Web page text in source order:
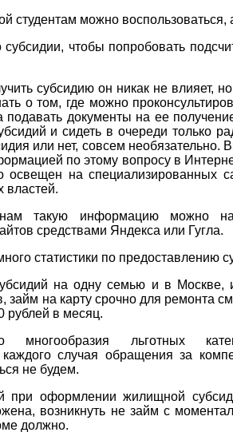
студентам можно воспользоваться,
субсидии, чтобы попробовать
субсидию он никак не влияет,
о том, где можно
подавать документы на ее
и сидеть в очереди только
или нет, совсем необязательно.
по этому вопросу в
освещен на специализированных
властей.
такую информацию можно
средствами Яндекса или Гугла.
статистики по предоставлению
на одну семью и в Москве,
займ на карту срочно для ремонта
рублей в месяц.
многообразия льготных
каждого случая обращения за
не будем.
при оформлении жилищной
возникнуть не займ с
должно.